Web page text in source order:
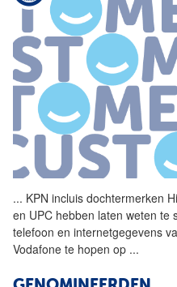
... KPN incluis dochtermerken Hi
en UPC hebben laten weten te
telefoon en internetgegevens
Vodafone te hopen op ...